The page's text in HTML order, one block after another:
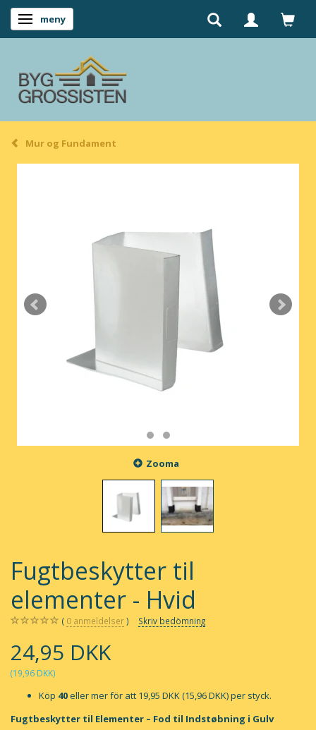
Ändra navigering
meny
Mur og Fundament
Zooma
Fugtbeskytter til
elementer - Hvid
0 anmeldelser Skriv bedömning
24,95 DKK
(19,96 DKK)
Köp 40eller mer för att 19,95 DKK(15,96 DKK)per styck.
Fugtbeskytter til Elementer – Fod til Indstøbning i Gulv